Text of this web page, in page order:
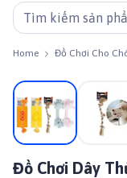
Home Đồ Chơi Cho
On sale
Đồ Chơi Dây